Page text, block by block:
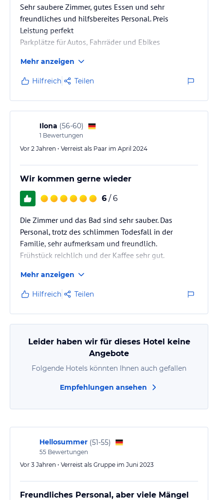
Sehr saubere Zimmer, gutes Essen und sehr
freundliches und hilfsbereites Personal. Preis
Leistung perfekt
Parkplätze für Autos, Fahrräder und Ebikes
Mehr anzeigen
Hilfreich Teilen
Ilona (56-60)
1 Bewertungen
Vor 2 Jahren • Verreist als Paar im April 2024
Wir kommen gerne wieder
6 / 6
Die Zimmer und das Bad sind sehr sauber. Das
Personal, trotz des schlimmen Todesfall in der
Familie, sehr aufmerksam und freundlich.
Frühstück reichlich und der Kaffee sehr gut.
Mehr anzeigen
Hilfreich Teilen
Leider haben wir für dieses Hotel keine
Angebote
Folgende Hotels könnten Ihnen auch gefallen
Empfehlungen ansehen
Hellosummer (51-55)
55 Bewertungen
Vor 3 Jahren • Verreist als Gruppe im Juni 2023
Freundliches Personal, aber viele Mängel